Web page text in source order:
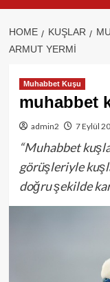
HOME KUŞLAR
ARMUT YERMI
Muhabbet Kuşu
muhabbet
admin2 7 Eylül
“Muhabbet
görüşleriyle
doğru şekilde